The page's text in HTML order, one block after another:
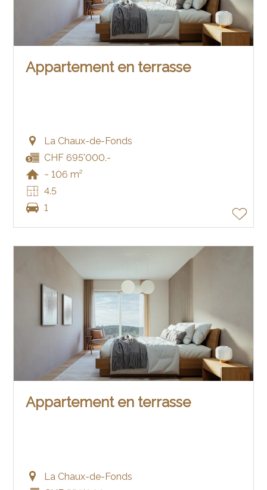
Appartement en terrasse
La Chaux-de-Fonds
CHF 695'000.-
~ 106 m²
4.5
1
Appartement en terrasse
La Chaux-de-Fonds